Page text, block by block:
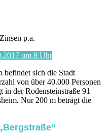
um 8 Uhr
befindet sich die Stadt
von über 40.000 Personen
der Rodensteinstraße 91
Nur 200 m beträgt die